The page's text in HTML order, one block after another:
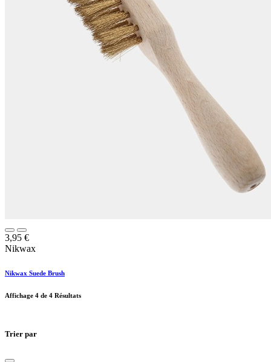
3,95 €
Nikwax
Nikwax Suede Brush
Affichage 4 de 4 Résultats
Trier par